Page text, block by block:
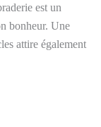
est un
bonheur. Une
attire également